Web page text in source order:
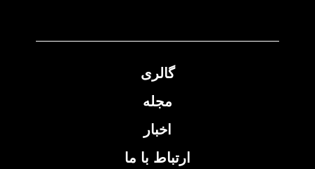
گالری
مجله
اخبار
ارتباط با ما